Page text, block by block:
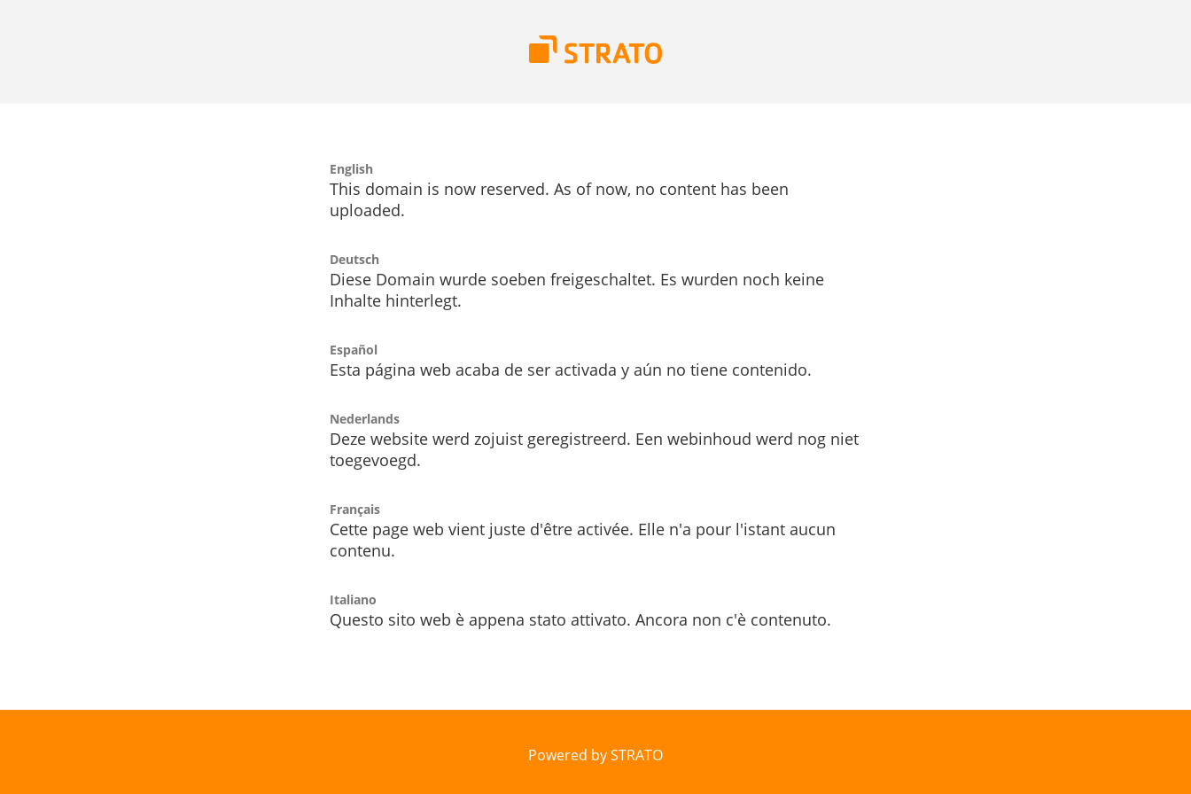
English
This domain is now reserved. As of now, no content has been
uploaded.
Deutsch
Diese Domain wurde soeben freigeschaltet. Es wurden noch keine
Inhalte hinterlegt.
Español
Esta página web acaba de ser activada y aún no tiene contenido.
Nederlands
Deze website werd zojuist geregistreerd. Een webinhoud werd nog niet
toegevoegd.
Français
Cette page web vient juste d'être activée. Elle n'a pour l'istant aucun
contenu.
Italiano
Questo sito web è appena stato attivato. Ancora non c'è contenuto.
Powered by STRATO